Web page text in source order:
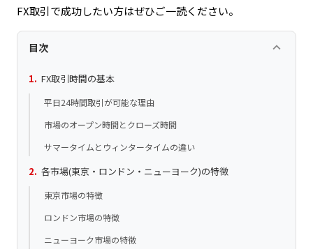
FX取引で成功したい方はぜひご一読ください。
目次 keyboard_arrow_up
FX取引時間の基本
平日24時間取引が可能な理由
市場のオープン時間とクローズ時間
サマータイムとウィンタータイムの違い
各市場(東京・ロンドン・ニューヨーク)の特徴
東京市場の特徴
ロンドン市場の特徴
ニューヨーク市場の特徴